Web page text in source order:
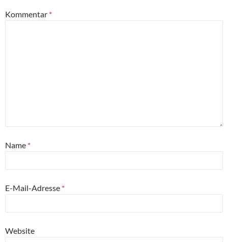
Kommentar *
Name *
E-Mail-Adresse *
Website